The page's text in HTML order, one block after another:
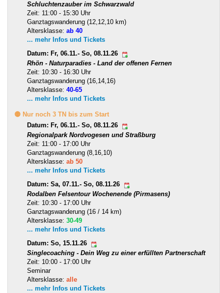
Schluchtenzauber im Schwarzwald
Zeit: 11:00 - 15:30 Uhr
Ganztagswanderung (12,12,10 km)
Altersklasse: ab 40
... mehr Infos und Tickets
Datum: Fr, 06.11.- So, 08.11.26
Rhön - Naturparadies - Land der offenen Fernen
Zeit: 10:30 - 16:30 Uhr
Ganztagswanderung (16,14,16)
Altersklasse: 40-65
... mehr Infos und Tickets
🟡 Nur noch 3 TN bis zum Start
Datum: Fr, 06.11.- So, 08.11.26
Regionalpark Nordvogesen und Straßburg
Zeit: 11:00 - 17:00 Uhr
Ganztagswanderung (8,16,10)
Altersklasse: ab 50
... mehr Infos und Tickets
Datum: Sa, 07.11.- So, 08.11.26
Rodalben Felsentour Wochenende (Pirmasens)
Zeit: 10:30 - 17:00 Uhr
Ganztagswanderung (16 / 14 km)
Altersklasse: 30-49
... mehr Infos und Tickets
Datum: So, 15.11.26
Singlecoaching - Dein Weg zu einer erfüllten Partnerschaft
Zeit: 10:00 - 17:00 Uhr
Seminar
Altersklasse: alle
... mehr Infos und Tickets